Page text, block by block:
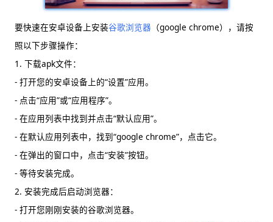
要快速在安卓设备上安装谷歌浏览器 （google chrome），请按
照以下步骤操作：
1. 下载apk文件：
- 打开您的安卓设备上的“设置”应用。
- 点击“应用”或“应用程序”。
- 在应用列表中找到并点击“默认应用”。
- 在默认应用列表中，找到“google chrome”，点击它。
- 在弹出的窗口中，点击“安装”按钮。
- 等待安装完成。
2. 安装完成后启动浏览器：
- 打开您刚刚安装的谷歌浏览器。